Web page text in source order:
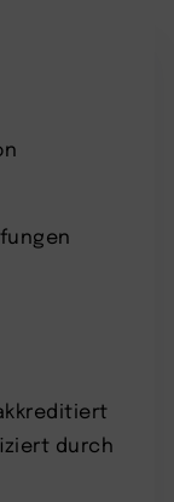
durch